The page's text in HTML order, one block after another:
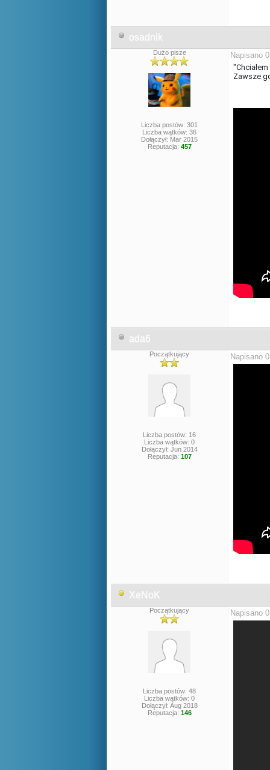
osadnik
Dużo pisze
Liczba postów: 301
Liczba wątków: 36
Dołączył: Mar 2015
Reputacja: 457
Napisano
Zawsze
ada6
Początkujący
Liczba postów: 16
Liczba wątków: 0
Dołączył: Jun 2014
Reputacja: 107
Napisano
XeNoK
Początkujący
Liczba postów: 48
Liczba wątków: 0
Dołączył: Aug 2018
Reputacja: 146
Napisano